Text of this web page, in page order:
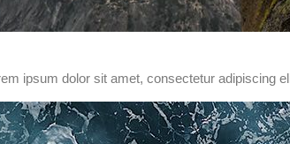
ipsum dolor sit amet, consectetur adipiscing